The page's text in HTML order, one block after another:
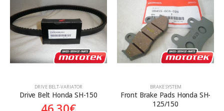
DRIVE BELT-VARIATOR
Drive Belt Honda SH-150
BRAKE SYSTEM
Front Brake Pads Honda SH-
125/150